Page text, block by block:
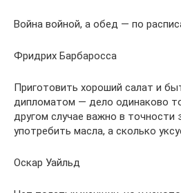
Война войной, а обед — по
Фридрих Барбаросса
Приготовить хороший салат и
дипломатом — дело одинаково
другом случае важно в точности
употребить масла, а сколько
Оскар Уайльд